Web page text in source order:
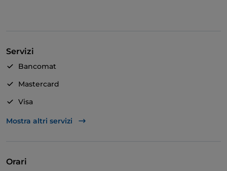
Servizi
Bancomat
Mastercard
Visa
Accesso disabili
Mostra altri servizi
Orari